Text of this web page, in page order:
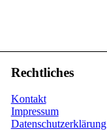
Rechtliches
Kontakt
Impressum
Datenschutzerklärung